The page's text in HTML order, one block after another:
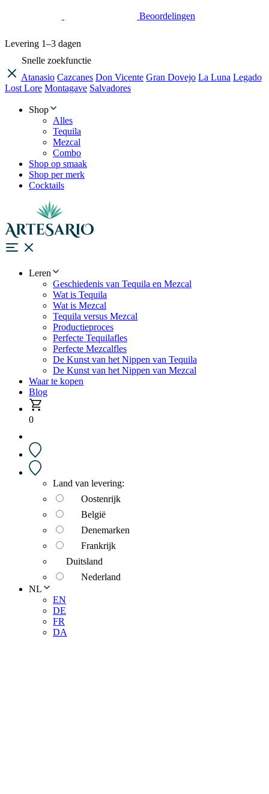
Beoordelingen
Levering 1–3 dagen
Snelle zoekfunctie
Atanasio Cazcanes Don Vicente Gran Dovejo La Luna Legado
Lost Lore Montagave Salvadores
Shop
Alles
Tequila
Mezcal
Combo
Shop op smaak
Shop per merk
Cocktails
Leren
Geschiedenis van Tequila en Mezcal
Wat is Tequila
Wat is Mezcal
Tequila versus Mezcal
Productieproces
Perfecte Tequilafles
Perfecte Mezcalfles
De Kunst van het Nippen van Tequila
De Kunst van het Nippen van Mezcal
Waar te kopen
Blog
0
Land van levering:
Oostenrijk
België
Denemarken
Frankrijk
Duitsland
Nederland
NL
EN
DE
FR
DA